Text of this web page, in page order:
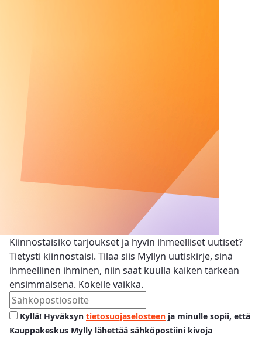
Kiinnostaisiko tarjoukset ja hyvin ihmeelliset uutiset?
Tietysti kiinnostaisi. Tilaa siis Myllyn uutiskirje, sinä
ihmeellinen ihminen, niin saat kuulla kaiken tärkeän
ensimmäisenä. Kokeile vaikka.
Kyllä! Hyväksyn tietosuojaselosteen ja minulle sopii, että
Kauppakeskus Mylly lähettää sähköpostiini kivoja